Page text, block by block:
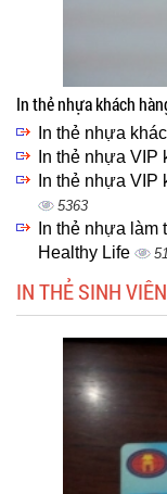
In thẻ nhựa khách
In thẻ nhựa
In thẻ nhựa VIP
In thẻ nhựa VIP
5363
In thẻ nhựa làm
Healthy Life
IN THẺ SINH VIÊN